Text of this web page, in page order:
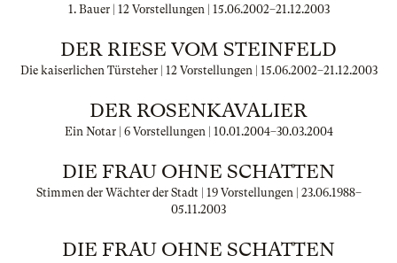
1. Bauer | 12 Vorstellungen | 15.06.2002–21.12.2003
DER RIESE VOM STEINFELD
Die kaiserlichen Türsteher | 12 Vorstellungen | 15.06.2002–21.12.2003
DER ROSENKAVALIER
Ein Notar | 6 Vorstellungen | 10.01.2004–30.03.2004
DIE FRAU OHNE SCHATTEN
Stimmen der Wächter der Stadt | 19 Vorstellungen | 23.06.1988–
05.11.2003
DIE FRAU OHNE SCHATTEN